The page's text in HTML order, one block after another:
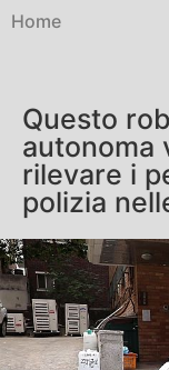
Home
Questo
autonoma
rilevare i
polizia